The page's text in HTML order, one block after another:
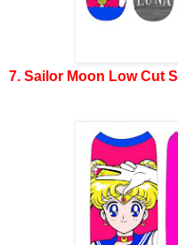
7. Sailor Moon Low Cut